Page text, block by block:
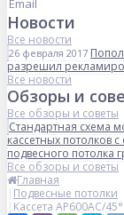
Новости
Все новости
26 февраля 2017
разрешил
Все новости
Обзоры и
Все обзоры и советы
Стандартная схема
кассетных потолков
подвесного потолка
Все обзоры и советы
Главная
Подвесные потолки
Кассета AP600AC/